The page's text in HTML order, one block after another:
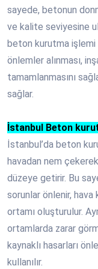
sayede, betonun
ve kalite seviyesine
beton kurutma
önlemler alınması,
tamamlanmasını
sağlar.
İstanbul Beton
İstanbul’da beton
havadan nem
düzeye getirir. Bu
sorunlar önlenir,
ortamı oluşturulur.
ortamlarda zarar
kaynaklı hasarları
kullanılır.